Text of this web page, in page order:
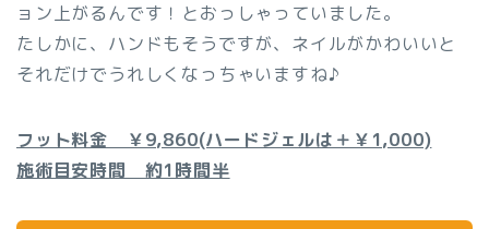
ョン上がるんです！とおっしゃっていました。
たしかに、ハンドもそうですが、ネイルがかわいいと
それだけでうれしくなっちゃいますね♪
フット料金 ￥9,860(ハードジェルは＋￥1,000)
施術目安時間 約1時間半